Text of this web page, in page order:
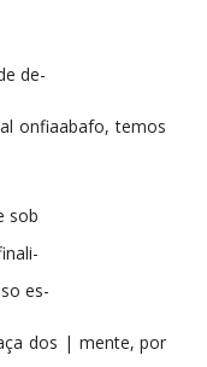
de-
onfiaabafo, temos
sob
es-
dos | mente, por